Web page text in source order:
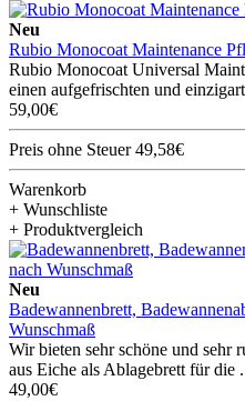
Neu
Rubio Monocoat Maintenance
Rubio Monocoat Universal
einen aufgefrischten und
59,00€
Preis ohne Steuer 49,58€
Warenkorb
+ Wunschliste
+ Produktvergleich
Neu
Badewannenbrett,
Wunschmaß
Wir bieten sehr schöne und sehr
aus Eiche als Ablagebrett für die
49,00€